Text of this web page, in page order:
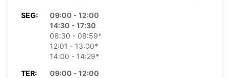
SEG:
09:00 - 12:00
14:30 - 17:30
08:30 - 08:59*
12:01 - 13:00*
14:00 - 14:29*
TER:
09:00 - 12:00